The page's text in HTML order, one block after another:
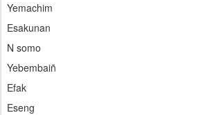
Yemachim
Esakunan
N somo
Yebembaiñ
Efak
Eseng